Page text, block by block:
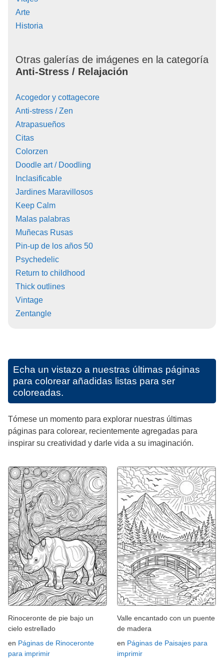
Arte
Historia
Otras galerías de imágenes en la categoría
Anti-Stress / Relajación
Acogedor y cottagecore
Anti-stress / Zen
Atrapasueños
Citas
Colorzen
Doodle art / Doodling
Inclasificable
Jardines Maravillosos
Keep Calm
Malas palabras
Muñecas Rusas
Pin-up de los años 50
Psychedelic
Return to childhood
Thick outlines
Vintage
Zentangle
Echa un vistazo a nuestras últimas páginas
para colorear añadidas listas para ser
coloreadas.
Tómese un momento para explorar nuestras últimas
páginas para colorear, recientemente agregadas para
inspirar su creatividad y darle vida a su imaginación.
Rinoceronte de pie bajo un
cielo estrellado
en Páginas de Rinoceronte
para imprimir
Valle encantado con un puente
de madera
en Páginas de Paisajes para
imprimir